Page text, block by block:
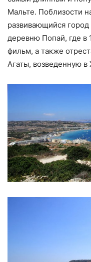
Мальте. Поблизости
развивающийся
деревню Попай, где в
фильм, а также
Агаты, возведенную в